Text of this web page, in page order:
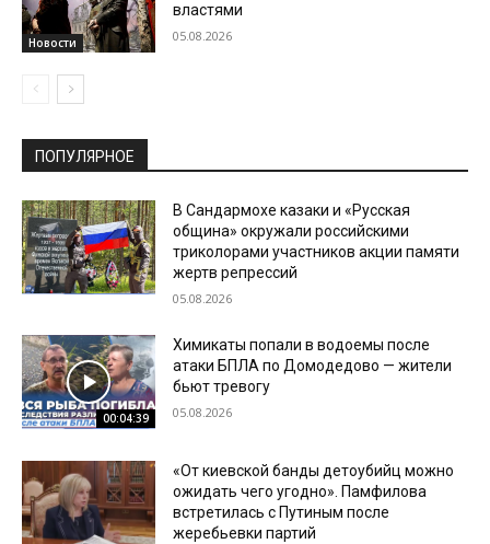
Новости
властями
05.08.2026
ПОПУЛЯРНОЕ
В Сандармохе казаки и «Русская
община» окружали российскими
триколорами участников акции памяти
жертв репрессий
05.08.2026
00:04:39
Химикаты попали в водоемы после
атаки БПЛА по Домодедово — жители
бьют тревогу
05.08.2026
«От киевской банды детоубийц можно
ожидать чего угодно». Памфилова
встретилась с Путиным после
жеребьевки партий